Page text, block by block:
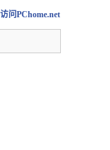
问PChome.net